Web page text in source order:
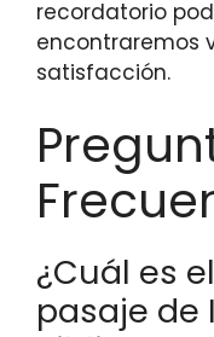
recordatorio
encontraremos
satisfacción.
¿Cuál es
pasaje de